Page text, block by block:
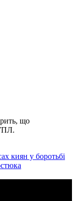
що
киян у боротьбі